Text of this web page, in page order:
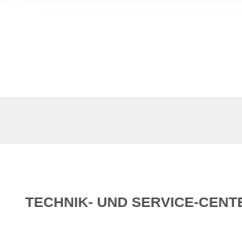
TECHNIK- UND SERVICE-